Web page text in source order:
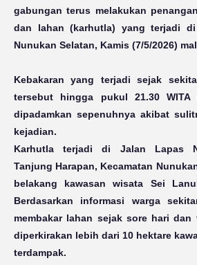
gabungan terus melakukan
dan lahan (karhutla) yang terjadi di
Nunukan Selatan, Kamis (7/5/2026)
Kebakaran yang terjadi sejak
tersebut hingga pukul 21.30 WITA
dipadamkan sepenuhnya akibat
kejadian.
Karhutla terjadi di Jalan Lapas
Tanjung Harapan, Kecamatan
belakang kawasan wisata Sei
Berdasarkan informasi warga
membakar lahan sejak sore hari
diperkirakan lebih dari 10 hektare
terdampak.